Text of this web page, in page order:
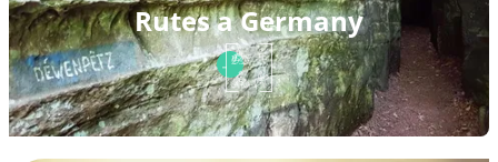
Rutes a Germany